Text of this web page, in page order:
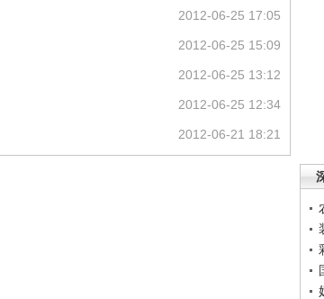
2012-06-25 17:05
2012-06-25 15:09
2012-06-25 13:12
2012-06-25 12:34
2012-06-21 18:21